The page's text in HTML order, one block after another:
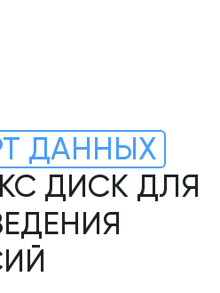
ДАННЫХ
ДИСК ДЛЯ